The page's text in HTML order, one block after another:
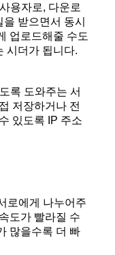
용자로, 다운로
받으면서 동시
업로드해줄 수도
시더가 됩니다.
록 도와주는 서
저장하거나 전
있도록 IP 주소
로에게 나누어주
도가 빨라질 수
많을수록 더 빠